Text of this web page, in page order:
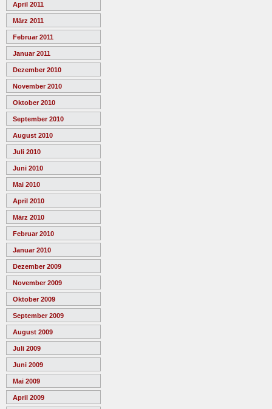
April 2011
März 2011
Februar 2011
Januar 2011
Dezember 2010
November 2010
Oktober 2010
September 2010
August 2010
Juli 2010
Juni 2010
Mai 2010
April 2010
März 2010
Februar 2010
Januar 2010
Dezember 2009
November 2009
Oktober 2009
September 2009
August 2009
Juli 2009
Juni 2009
Mai 2009
April 2009